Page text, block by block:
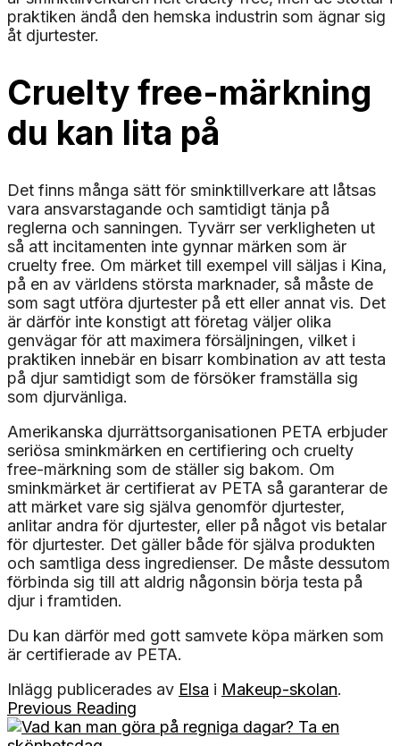
praktiken ändå den hemska industrin som ägnar sig
åt djurtester.
Cruelty free-märkning
du kan lita på
Det finns många sätt för sminktillverkare att låtsas
vara ansvarstagande och samtidigt tänja på
reglerna och sanningen. Tyvärr ser verkligheten ut
så att incitamenten inte gynnar märken som är
cruelty free. Om märket till exempel vill säljas i Kina,
på en av världens största marknader, så måste de
som sagt utföra djurtester på ett eller annat vis. Det
är därför inte konstigt att företag väljer olika
genvägar för att maximera försäljningen, vilket i
praktiken innebär en bisarr kombination av att testa
på djur samtidigt som de försöker framställa sig
som djurvänliga.
Amerikanska djurrättsorganisationen PETA erbjuder
seriösa sminkmärken en certifiering och cruelty
free-märkning som de ställer sig bakom. Om
sminkmärket är certifierat av PETA så garanterar de
att märket vare sig själva genomför djurtester,
anlitar andra för djurtester, eller på något vis betalar
för djurtester. Det gäller både för själva produkten
och samtliga dess ingredienser. De måste dessutom
förbinda sig till att aldrig någonsin börja testa på
djur i framtiden.
Du kan därför med gott samvete köpa märken som
är certifierade av PETA.
Inlägg publicerades av Elsa i Makeup-skolan.
Previous Reading